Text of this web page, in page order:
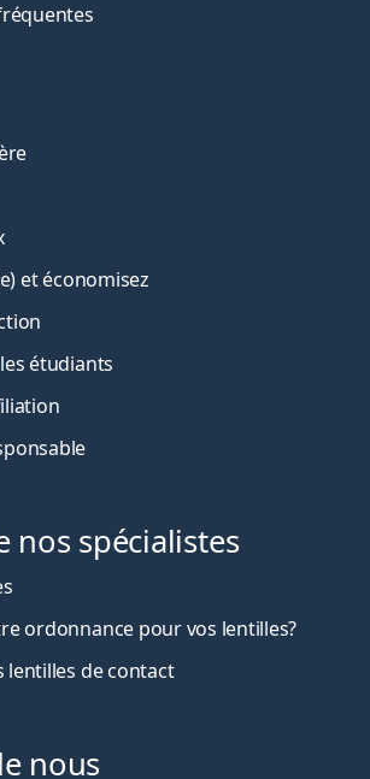
et économisez
étudiants
nos spécialistes
ordonnance pour vos lentilles?
lentilles de contact
nous